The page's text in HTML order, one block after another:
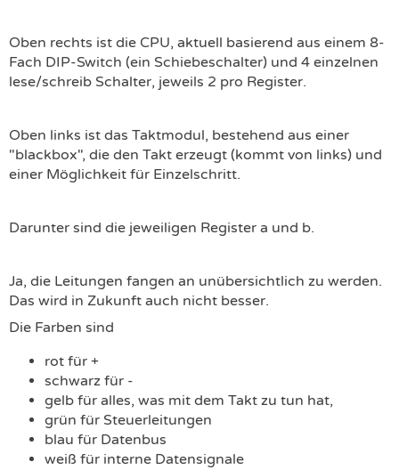
Oben rechts ist die CPU, aktuell basierend aus einem 8-
Fach DIP-Switch (ein Schiebeschalter) und 4 einzelnen
lese/schreib Schalter, jeweils 2 pro Register.
Oben links ist das Taktmodul, bestehend aus einer
"blackbox", die den Takt erzeugt (kommt von links) und
einer Möglichkeit für Einzelschritt.
Darunter sind die jeweiligen Register a und b.
Ja, die Leitungen fangen an unübersichtlich zu werden.
Das wird in Zukunft auch nicht besser.
Die Farben sind
rot für +
schwarz für -
gelb für alles, was mit dem Takt zu tun hat,
grün für Steuerleitungen
blau für Datenbus
weiß für interne Datensignale